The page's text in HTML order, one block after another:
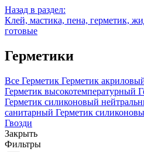
Назад в раздел:
Клей, мастика, пена, герметик,
готовые
Герметики
Все Герметик Герметик
Герметик высокотемпературный
Герметик силиконовый
санитарный Герметик
Гвозди
Закрыть
Фильтры